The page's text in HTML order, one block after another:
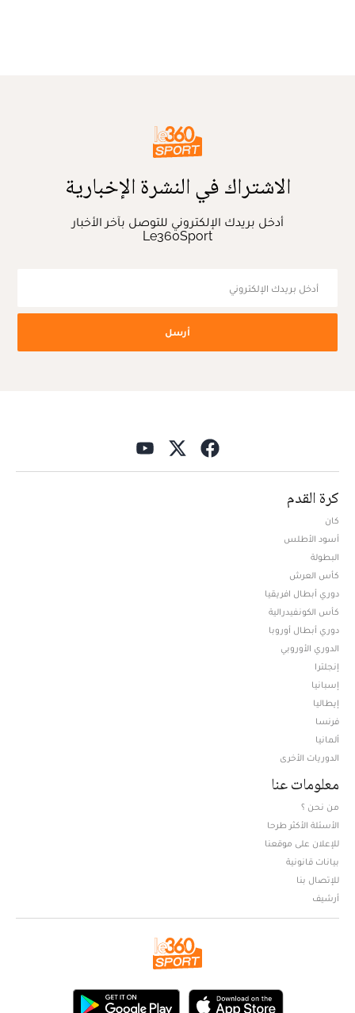
الاشتراك في النشرة الإخبارية
أدخل بريدك الإلكتروني للتوصل بآخر الأخبار
Le360Sport
أرسل
كرة القدم
كان
أسود الأطلس
البطولة
كأس العرش
دوري أبطال افريقيا
كأس الكونفيدرالية
دوري أبطال أوروبا
الدوري الأوروبي
إنجلترا
إسبانيا
إيطاليا
فرنسا
ألمانيا
الدوريات الأخرى
معلومات عنا
من نحن ؟
الأسئلة الأكثر طرحا
للإعلان على موقعنا
بيانات قانونية
للإتصال بنا
أرشيف